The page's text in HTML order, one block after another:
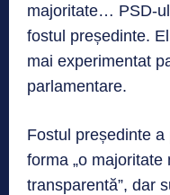
majoritate… PSD-
fostul președinte.
mai experimentat
parlamentare.
Fostul președinte
forma „o
transparentă”, dar